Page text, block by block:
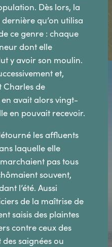
Dès lors, la
qu’on utilisa
ce genre : chaque
dont elle
y avoir son moulin.
et,
Charles de
en avait alors vingt-
en pouvait recevoir.
les affluents
laquelle elle
pas tous
souvent,
l’été. Aussi
de la maîtrise de
saisis des plaintes
contre ceux des
saignées ou